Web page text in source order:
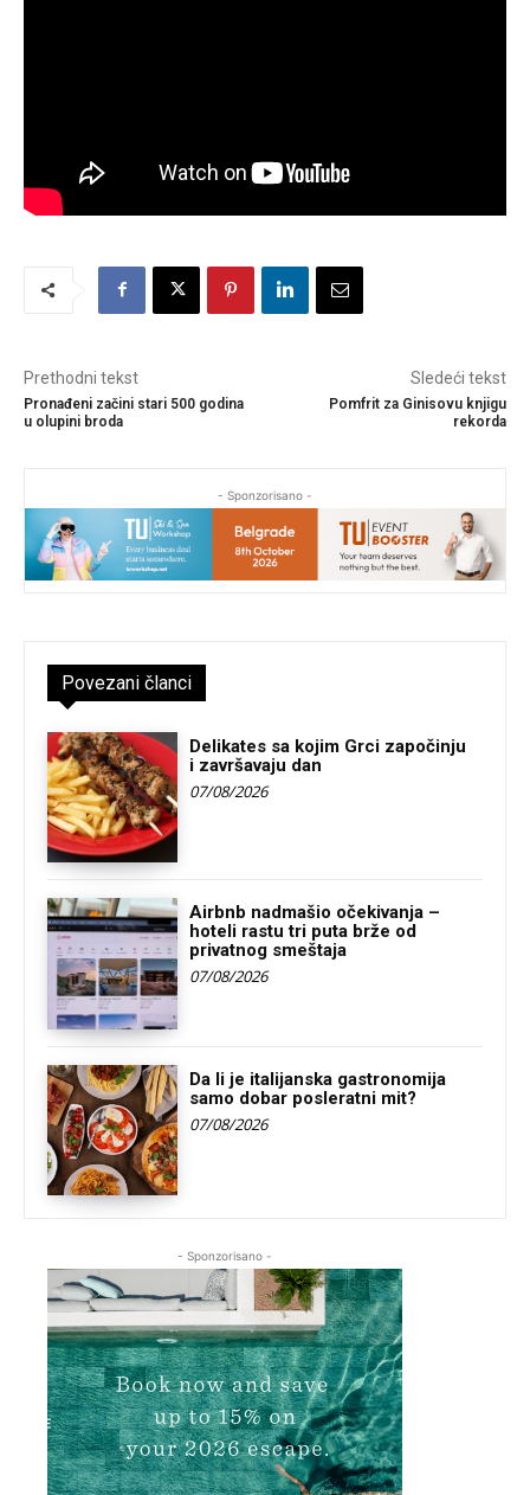
Prethodni tekst
Pronađeni začini stari 500 godina
u olupini broda
Sledeći tekst
Pomfrit za Ginisovu knjigu
rekorda
- Sponzorisano -
Povezani članci
Delikates sa kojim Grci započinju
i završavaju dan
07/08/2026
Airbnb nadmašio očekivanja –
hoteli rastu tri puta brže od
privatnog smeštaja
07/08/2026
Da li je italijanska gastronomija
samo dobar posleratni mit?
07/08/2026
- Sponzorisano -